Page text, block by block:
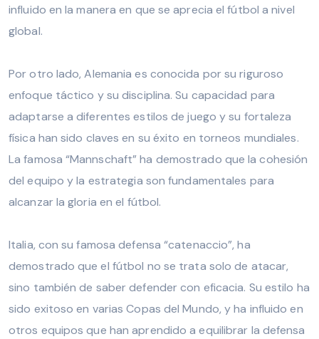
influido en la manera en que se aprecia el fútbol a nivel
global.
Por otro lado, Alemania es conocida por su riguroso
enfoque táctico y su disciplina. Su capacidad para
adaptarse a diferentes estilos de juego y su fortaleza
física han sido claves en su éxito en torneos mundiales.
La famosa “Mannschaft” ha demostrado que la cohesión
del equipo y la estrategia son fundamentales para
alcanzar la gloria en el fútbol.
Italia, con su famosa defensa “catenaccio”, ha
demostrado que el fútbol no se trata solo de atacar,
sino también de saber defender con eficacia. Su estilo ha
sido exitoso en varias Copas del Mundo, y ha influido en
otros equipos que han aprendido a equilibrar la defensa